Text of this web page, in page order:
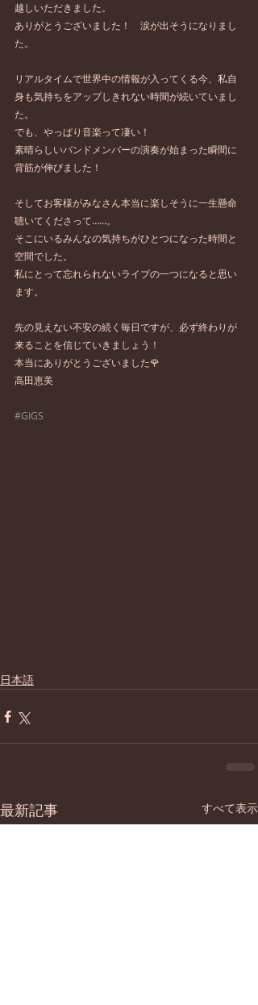
越しいただきました。
ありがとうございました！　涙が出そうになりまし
た。
リアルタイムで世界中の情報が入ってくる今、私自
身も気持ちをアップしきれない時間が続いていまし
た。
でも、やっぱり音楽って凄い！
素晴らしいバンドメンバーの演奏が始まった瞬間に
背筋が伸びました！
そしてお客様がみなさん本当に楽しそうに一生懸命
聴いてくださって……。
そこにいるみんなの気持ちがひとつになった時間と
空間でした。
私にとって忘れられないライブの一つになると思い
ます。
先の見えない不安の続く毎日ですが、必ず終わりが
来ることを信じていきましょう！
本当にありがとうございました🌹
高田恵美
#GIGS
日本語
最新記事 すべて表示